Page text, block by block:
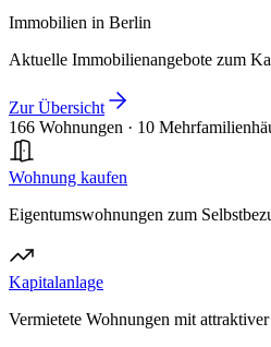
Immobilien in Berlin
Aktuelle Immobilienangebote zum
Zur Übersicht
166 Wohnungen · 10
Wohnung kaufen
Eigentumswohnungen zum
Kapitalanlage
Vermietete Wohnungen mit